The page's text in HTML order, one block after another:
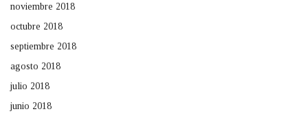
noviembre 2018
octubre 2018
septiembre 2018
agosto 2018
julio 2018
junio 2018